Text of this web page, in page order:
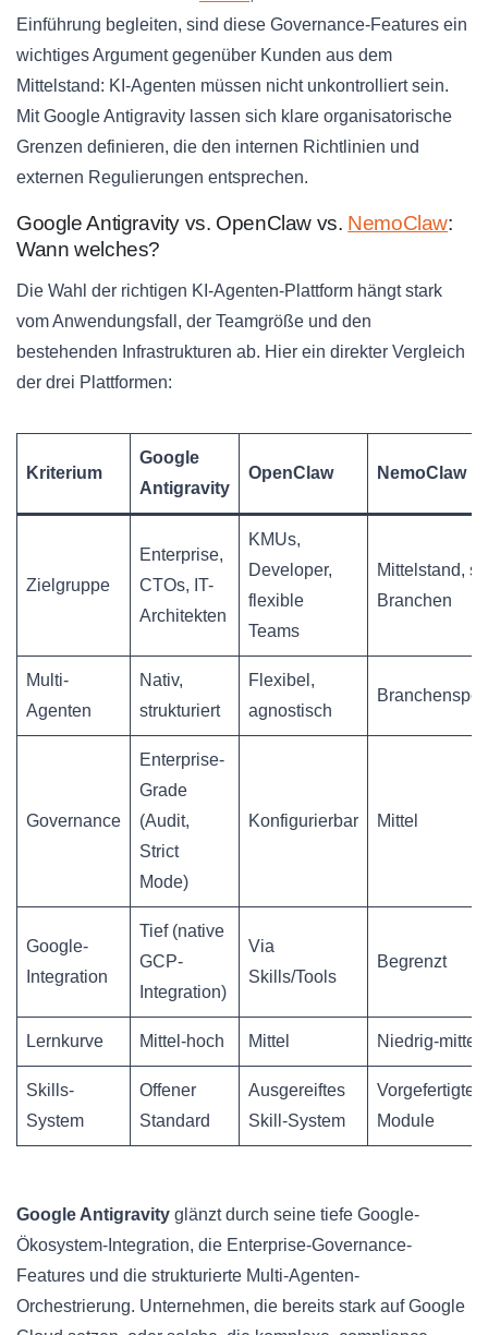
Einführung begleiten, sind diese Governance-Features ein
wichtiges Argument gegenüber Kunden aus dem
Mittelstand: KI-Agenten müssen nicht unkontrolliert sein.
Mit Google Antigravity lassen sich klare organisatorische
Grenzen definieren, die den internen Richtlinien und
externen Regulierungen entsprechen.
Google Antigravity vs. OpenClaw vs. NemoClaw:
Wann welches?
Die Wahl der richtigen KI-Agenten-Plattform hängt stark
vom Anwendungsfall, der Teamgröße und den
bestehenden Infrastrukturen ab. Hier ein direkter Vergleich
der drei Plattformen:
Kriterium
Google
Antigravity
OpenClaw NemoClaw
Zielgruppe
Enterprise,
CTOs, IT-
Architekten
KMUs,
Developer,
flexible
Teams
Mittelstand,
Branchen
Multi-
Agenten
Nativ,
strukturiert
Flexibel,
agnostisch
Governance
Enterprise-
Grade
(Audit,
Strict
Mode)
Konfigurierbar Mittel
Google-
Integration
Tief (native
GCP-
Integration)
Via
Skills/Tools
Begrenzt
Lernkurve Mittel-hoch Mittel Niedrig-mittel
Skills-
System
Offener
Standard
Ausgereiftes
Skill-System
Vorgefertigte
Module
Google Antigravity glänzt durch seine tiefe Google-
Ökosystem-Integration, die Enterprise-Governance-
Features und die strukturierte Multi-Agenten-
Orchestrierung. Unternehmen, die bereits stark auf Google